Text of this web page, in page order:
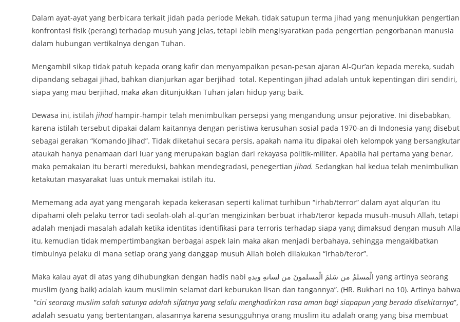
Dalam ayat-ayat yang berbicara terkait jidah pada periode Mekah, tidak satupun terma jihad yang menunjukkan pengertian
konfrontasi fisik (perang) terhadap musuh yang jelas, tetapi lebih mengisyaratkan pada pengertian pengorbanan manusia
dalam hubungan vertikalnya dengan Tuhan.
Mengambil sikap tidak patuh kepada orang kafir dan menyampaikan pesan-pesan ajaran Al-Qur’an kepada mereka, sudah
dipandang sebagai jihad, bahkan dianjurkan agar berjihad total. Kepentingan jihad adalah untuk kepentingan diri sendiri,
siapa yang mau berjihad, maka akan ditunjukkan Tuhan jalan hidup yang baik.
Dewasa ini, istilah jihad hampir-hampir telah menimbulkan persepsi yang mengandung unsur pejorative. Ini disebabkan,
karena istilah tersebut dipakai dalam kaitannya dengan peristiwa kerusuhan sosial pada 1970-an di Indonesia yang disebut
sebagai gerakan “Komando Jihad”. Tidak diketahui secara persis, apakah nama itu dipakai oleh kelompok yang
ataukah hanya penamaan dari luar yang merupakan bagian dari rekayasa politik-militer. Apabila hal pertama yang benar,
maka pemakaian itu berarti mereduksi, bahkan mendegradasi, penegertian jihad. Sedangkan hal kedua telah menimbulkan
ketakutan masyarakat luas untuk memakai istilah itu.
Mememang ada ayat yang mengarah kepada kekerasan seperti kalimat turhibun “irhab/terror” dalam ayat alqur’an itu
dipahami oleh pelaku terror tadi seolah-olah al-qur’an mengizinkan berbuat irhab/teror kepada musuh-musuh Allah, tetapi
adalah menjadi masalah adalah ketika identitas identifikasi para terroris terhadap siapa yang dimaksud dengan musuh
itu, kemudian tidak mempertimbangkan berbagai aspek lain maka akan menjadi berbahaya, sehingga mengakibatkan
timbulnya pelaku di mana setiap orang yang danggap musuh Allah boleh dilakukan “irhab/teror”.
Maka kalau ayat di atas yang dihubungkan dengan hadis nabi الْمسلمُ من سَلمَ الْمسلمونَ من لسانهِ ويدهِ yang artinya seorang
muslim (yang baik) adalah kaum muslimin selamat dari keburukan lisan dan tangannya”. (HR. Bukhari no 10). Artinya bahwa
“ciri seorang muslim salah satunya adalah sifatnya yang selalu menghadirkan rasa aman bagi siapapun yang berada disekitarnya”,
adalah sesuatu yang bertentangan, alasannya karena sesungguhnya orang muslim itu adalah orang yang bisa membuat